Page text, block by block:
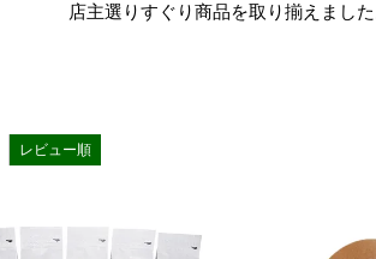
店主選りすぐり商品を取り揃えました
レビュー順